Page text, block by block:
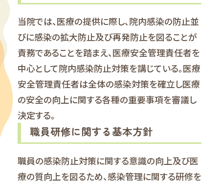
当院では、医療の提供に際し、院内感染の防止並
びに感染の拡大防止及び再発防止を図ることが
責務であることを踏まえ、医療安全管理責任者を
中心として院内感染防止対策を講じている。医療
安全管理責任者は全体の感染対策を確立し医療
の安全の向上に関する各種の重要事項を審議し
決定する。
職員研修に関する基本方針
職員の感染防止対策に関する意識の向上及び医
療の質向上を図るため、感染管理に関する研修を